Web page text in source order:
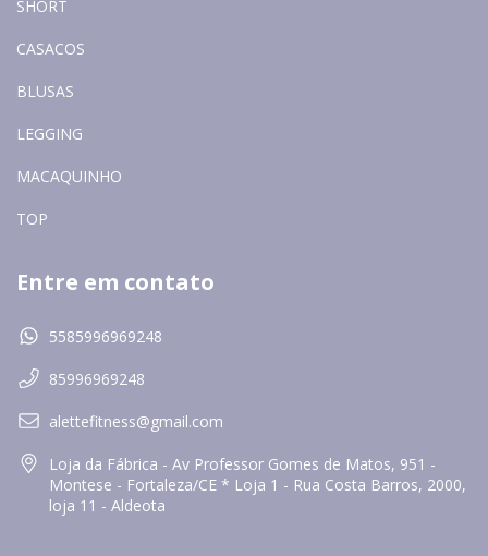
SHORT
CASACOS
BLUSAS
LEGGING
MACAQUINHO
TOP
Entre em contato
5585996969248
85996969248
alettefitness@gmail.com
Loja da Fábrica - Av Professor Gomes de Matos, 951 -
Montese - Fortaleza/CE * Loja 1 - Rua Costa Barros, 2000,
loja 11 - Aldeota